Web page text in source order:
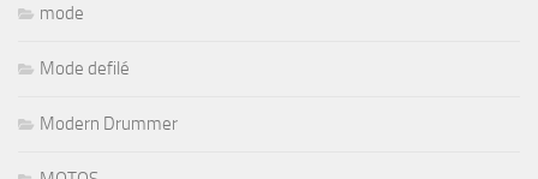
mode
Mode defilé
Modern Drummer